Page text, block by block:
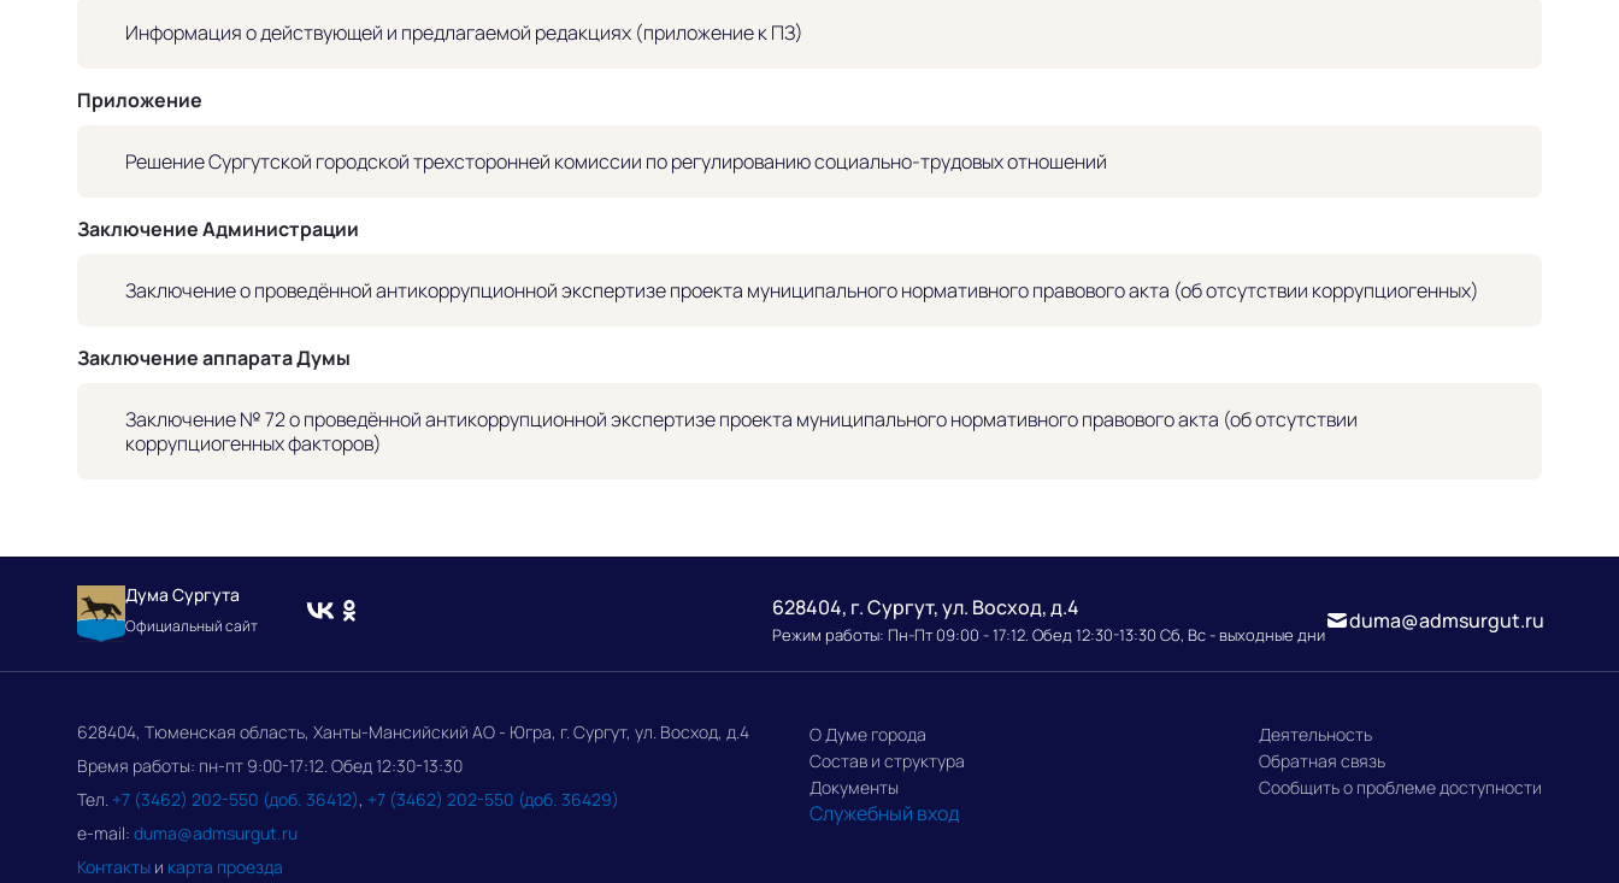
Информация о действующей и предлагаемой редакциях (приложение к ПЗ)
Приложение
Решение Сургутской городской трехсторонней комиссии по регулированию социально-трудовых отношений
Заключение Администрации
Заключение о проведённой антикоррупционной экспертизе проекта муниципального нормативного правового акта (об отсутствии коррупциогенных)
Заключение аппарата Думы
Заключение № 72 о проведённой антикоррупционной экспертизе проекта муниципального нормативного правового акта (об отсутствии
коррупциогенных факторов)
Дума Сургута
Официальный сайт
628404, г. Сургут, ул. Восход, д.4
Режим работы: Пн-Пт 09:00 - 17:12. Обед 12:30-13:30 Сб, Вс - выходные дни
duma@admsurgut.ru
628404, Тюменская область, Ханты-Мансийский АО - Югра, г. Сургут, ул. Восход, д.4
Время работы: пн-пт 9:00-17:12. Обед 12:30-13:30
Тел. +7 (3462) 202-550 (доб. 36412), +7 (3462) 202-550 (доб. 36429)
e-mail: duma@admsurgut.ru
Контакты и карта проезда
О Думе города
Состав и структура
Документы
Деятельность
Обратная связь
Сообщить о проблеме доступности
Служебный вход